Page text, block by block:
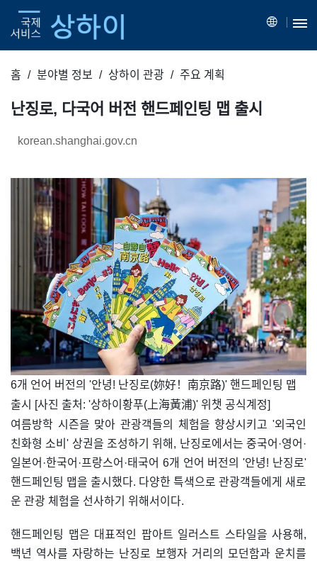
홈 분야별 정보 상하이 관광 주요 계획
난징로, 다국어 버전 핸드페인팅 맵 출시
korean.shanghai.gov.cn
​6개 언어 버전의 '안녕! 난징로(妳好！南京路)' 핸드페인팅 맵
출시 [사진 출처: '상하이황푸(上海黃浦)' 위챗 공식계정]
여름방학 시즌을 맞아 관광객들의 체험을 향상시키고 '외국인
친화형 소비' 상권을 조성하기 위해, 난징로에서는 중국어·영어·
일본어·한국어·프랑스어·태국어 6개 언어 버전의 '안녕! 난징로'
핸드페인팅 맵을 출시했다. 다양한 특색으로 관광객들에게 새로
운 관광 체험을 선사하기 위해서이다.
핸드페인팅 맵은 대표적인 팝아트 일러스트 스타일을 사용해,
백년 역사를 자랑하는 난징로 보행자 거리의 모던함과 운치를